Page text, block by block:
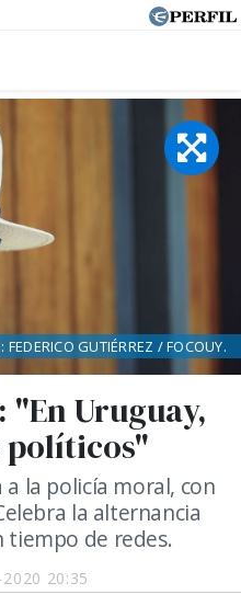
20:35
"En Uruguay,
políticos"
la policía moral, con
la alternancia
tiempo de redes.
GUTIÉRREZ / FOCOUY.